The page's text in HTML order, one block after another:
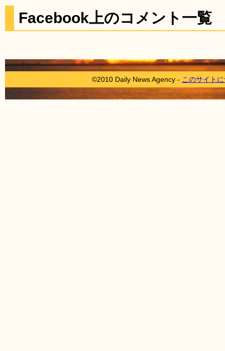
Facebook上のコメント一覧
©2010 Daily News Agency - このサイト